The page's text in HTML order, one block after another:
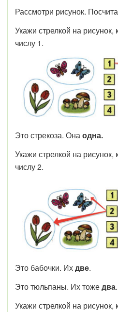
Рассмотри рисунок.
Укажи стрелкой на рисунок,
числу 1.
Это стрекоза. Онаодна.
Укажи стрелкой на рисунок,
числу 2.
Это бабочки. Ихдве.
Это тюльпаны. Их тожедва.
Укажи стрелкой на рисунок,